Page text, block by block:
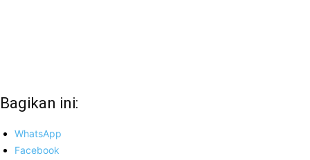
Bagikan ini:
WhatsApp
Facebook